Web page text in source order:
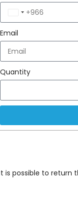
Saudi
Arabia
+966
Email
Quantity
is possible to return